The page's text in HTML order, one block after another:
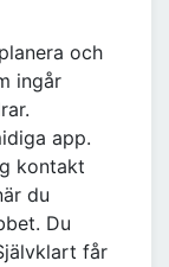
och
ingår
app.
kontakt
du
Du
får